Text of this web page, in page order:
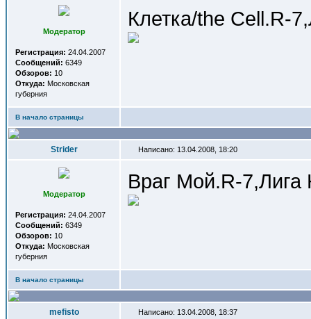
Модератор
Регистрация: 24.04.2007
Сообщений: 6349
Обзоров: 10
Откуда: Московская
губерния
Клетка/the Cell.R-
В начало страницы
Strider Написано: 13.04.2008, 18:20
Модератор
Регистрация: 24.04.2007
Сообщений: 6349
Обзоров: 10
Откуда: Московская
губерния
Враг Мой.R-7,Лига
В начало страницы
mefisto Написано: 13.04.2008, 18:37